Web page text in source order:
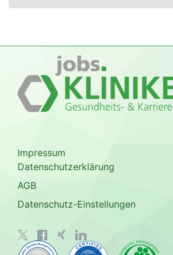
Impressum
Datenschutzerklärung
AGB
Datenschutz-Einstellungen